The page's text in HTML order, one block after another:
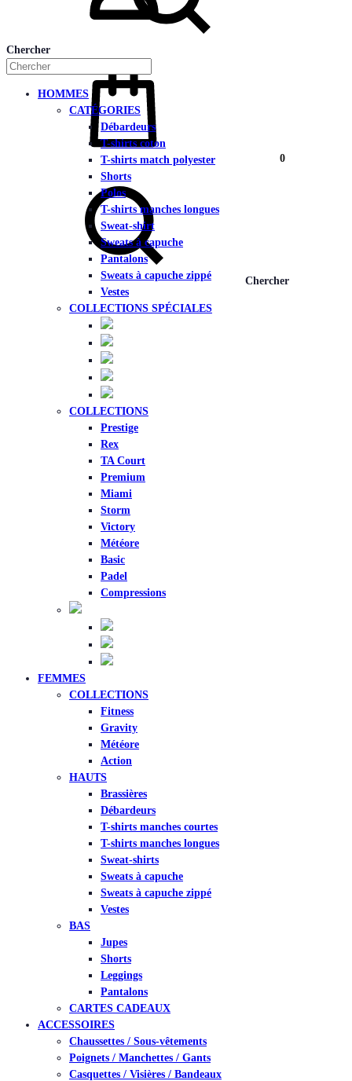
0
Chercher
Chercher
HOMMES
CATÉGORIES
Débardeurs
T-shirts coton
T-shirts match polyester
Shorts
Polos
T-shirts manches longues
Sweat-shirt
Sweats à capuche
Pantalons
Sweats à capuche zippé
Vestes
COLLECTIONS SPÉCIALES
COLLECTIONS
Prestige
Rex
TA Court
Premium
Miami
Storm
Victory
Météore
Basic
Padel
Compressions
FEMMES
COLLECTIONS
Fitness
Gravity
Météore
Action
HAUTS
Brassières
Débardeurs
T-shirts manches courtes
T-shirts manches longues
Sweat-shirts
Sweats à capuche
Sweats à capuche zippé
Vestes
BAS
Jupes
Shorts
Leggings
Pantalons
CARTES CADEAUX
ACCESSOIRES
Chaussettes / Sous-vêtements
Poignets / Manchettes / Gants
Casquettes / Visières / Bandeaux